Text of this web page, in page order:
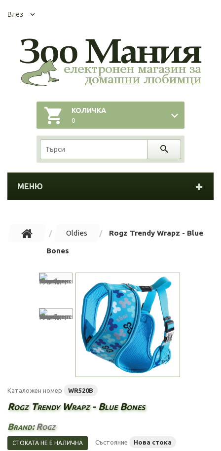
Влез
КОЛИЧКА
0
МЕНЮ
Oldies Rogz Trendy Wrapz - Blue
Bones
Каталожен номер WR520B
Rogz Trendy Wrapz - Blue Bones
Brand:Rogz
СТОКАТА НЕ Е НАЛИЧНА Състояние Нова стока